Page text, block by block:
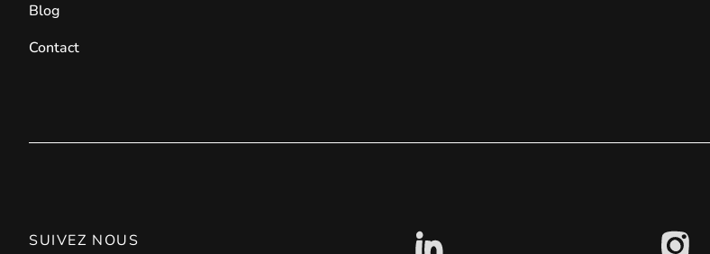
Blog
Contact
SUIVEZ NOUS